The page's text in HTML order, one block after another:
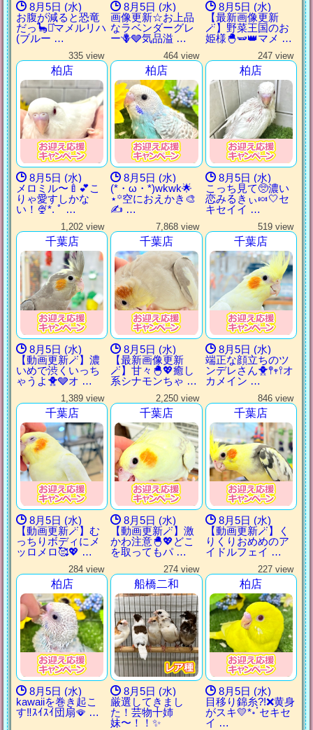
8月5日 (水)
お腹が減ると恐竜
だっ🦕⋆͛マメルリハ
(ブルー …
8月5日 (水)
画像更新☆お上品
なラベンダーグレ
ー🪻🩶気品溢 …
8月5日 (水)
【最新画像更新
🪄】野菜王国のお
姫様🐣🫛👑マメ …
335 view
柏店
8月5日 (水)
メロミル〜🍼💕こ
りゃ愛すしかな
い！🍨*. ﾟ …
464 view
柏店
8月5日 (水)
(*・ω・*)wkwk🌟
⋆꙳空におえかき🎨
✍ …
247 view
柏店
8月5日 (水)
こっち見て🥺濃い
恋みるきぃ🍬‎🤍‎セ
キセイイ …
1,202 view
千葉店
8月5日 (水)
【動画更新🪄】濃
いめで渋くいっち
ゃうよ🐥🩶オ …
7,868 view
千葉店
8月5日 (水)
【最新画像更新
🪄】甘々🐣💖癒し
系シナモンちゃ …
519 view
千葉店
8月5日 (水)
端正な顔立ちのツ
ンデレさん🐥𖤣𖥧𖥣オ
カメイン …
1,389 view
千葉店
8月5日 (水)
【動画更新🪄】む
っちりボディにメ
ッロメロ🥰💖 …
2,250 view
千葉店
8月5日 (水)
【動画更新🪄】激
かわ注意🐣💖どこ
を取ってもパ …
846 view
千葉店
8月5日 (水)
【動画更新🪄】く
りくりおめめのア
イドルフェイ …
284 view
柏店
8月5日 (水)
kawaiiを巻き起こ
す‼️ｽｲｽｲ団扇🪭‪ …
274 view
船橋二和
8月5日 (水)
厳選してきまし
た！芸物十姉
妹〜！！✨
227 view
柏店
8月5日 (水)
目移り錦糸?!‪❌黄身
がスキ💛*॰ॱセキセ
イ …